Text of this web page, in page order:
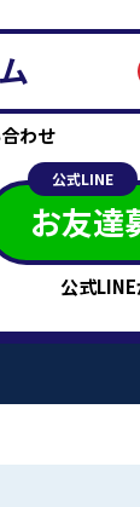
わせ
公式LINE
お友達
公式